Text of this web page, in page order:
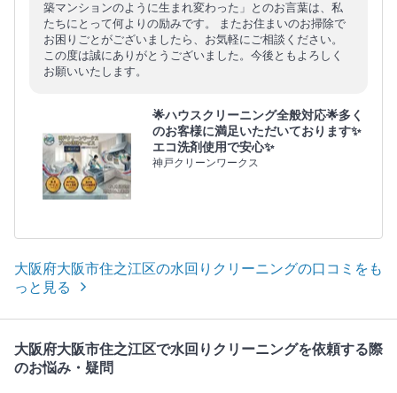
築マンションのように生まれ変わった」とのお言葉は、私
たちにとって何よりの励みです。 またお住まいのお掃除で
お困りごとがございましたら、お気軽にご相談ください。
この度は誠にありがとうございました。今後ともよろしく
お願いいたします。
🌟ハウスクリーニング全般対応🌟多く
のお客様に満足いただいております✨
エコ洗剤使用で安心✨
神戸クリーンワークス
大阪府大阪市住之江区の水回りクリーニングの口コミをも
っと見る
大阪府大阪市住之江区で水回りクリーニングを依頼する際
のお悩み・疑問